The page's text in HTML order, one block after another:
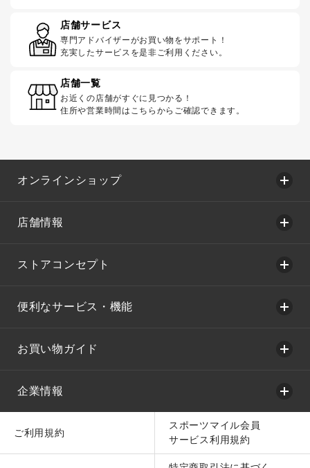
店舗サービス
専門アドバイザーがお買い物をサポート！
充実したサービスを是非ご利用ください。
店舗一覧
お近くの店舗がすぐに見つかる！
住所や営業時間はこちらからご確認できます。
オンラインショップ
店舗情報
ストアコンセプト
便利なサービス・機能
お買い物ガイド
企業情報
ご利用規約
スポーツマイル会員
サービス利用規約